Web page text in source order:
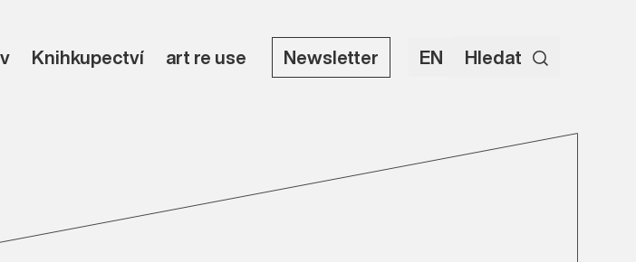
Knihkupectví art re use Newsletter EN Hledat